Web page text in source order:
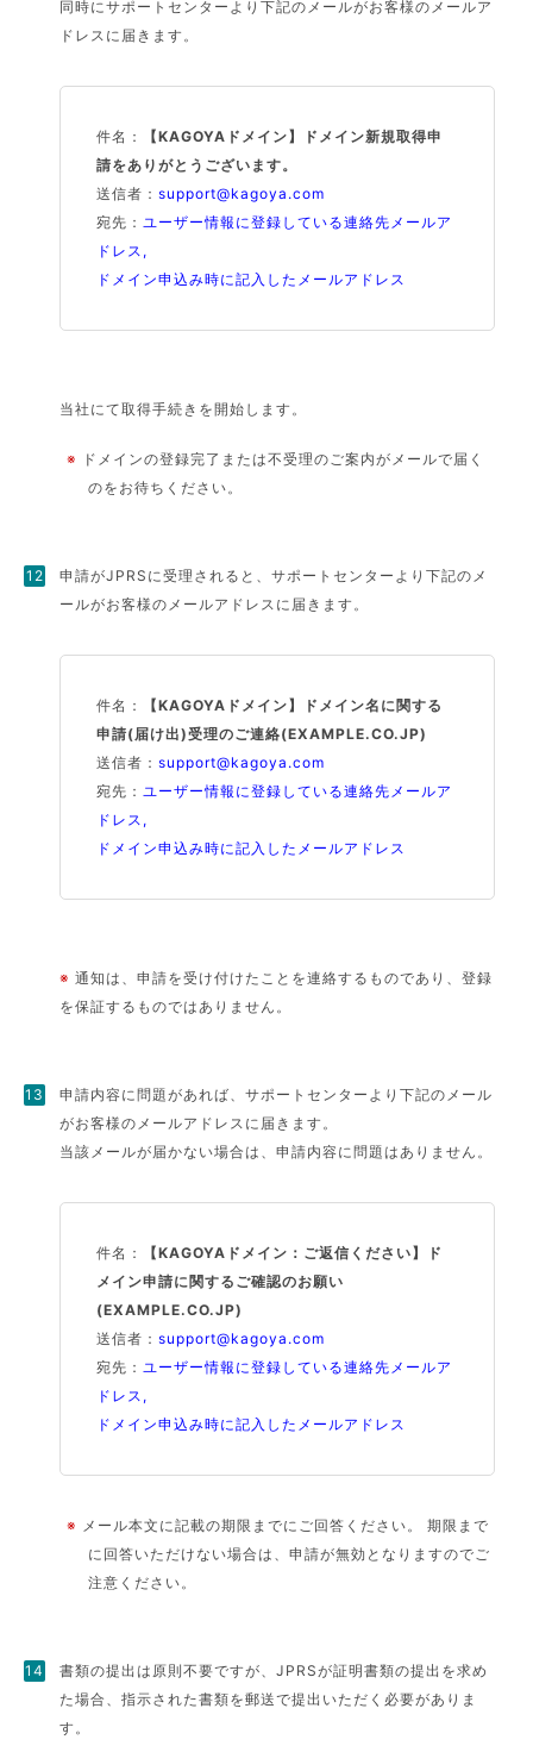
同時にサポートセンターより下記のメールがお客様のメールア
ドレスに届きます。
件名：
【KAGOYAドメイン】ドメイン新規取得申
請をありがとうございます。
送信者：support@kagoya.com
宛先：ユーザー情報に登録している連絡先メールア
ドレス,
ドメイン申込み時に記入したメールアドレス
当社にて取得手続きを開始します。
※
ドメインの登録完了または不受理のご案内がメールで届く
のをお待ちください。
申請がJPRSに受理されると、サポートセンターより下記のメ
ールがお客様のメールアドレスに届きます。
件名：
【KAGOYAドメイン】ドメイン名に関する
申請(届け出)受理のご連絡(EXAMPLE.CO.JP)
送信者：support@kagoya.com
宛先：ユーザー情報に登録している連絡先メールア
ドレス,
ドメイン申込み時に記入したメールアドレス
※通知は、申請を受け付けたことを連絡するものであり、登録
を保証するものではありません。
申請内容に問題があれば、サポートセンターより下記のメール
がお客様のメールアドレスに届きます。
当該メールが届かない場合は、申請内容に問題はありません。
件名：
【KAGOYAドメイン：ご返信ください】ド
メイン申請に関するご確認のお願い
(EXAMPLE.CO.JP)
送信者：support@kagoya.com
宛先：ユーザー情報に登録している連絡先メールア
ドレス,
ドメイン申込み時に記入したメールアドレス
※ メール本文に記載の期限までにご回答ください。 期限まで
に回答いただけない場合は、申請が無効となりますのでご
注意ください。
書類の提出は原則不要ですが、JPRSが証明書類の提出を求め
た場合、指示された書類を郵送で提出いただく必要がありま
す。